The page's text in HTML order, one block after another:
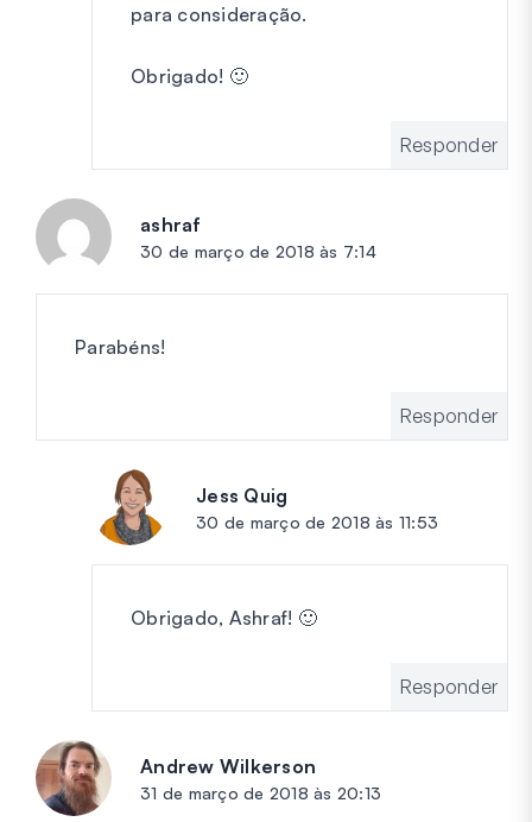
para consideração.
Obrigado! 🙂
Responder
ashraf
30 de março de 2018 às 7:14
Parabéns!
Responder
Jess Quig
30 de março de 2018 às 11:53
Obrigado, Ashraf! 🙂
Responder
Andrew Wilkerson
31 de março de 2018 às 20:13